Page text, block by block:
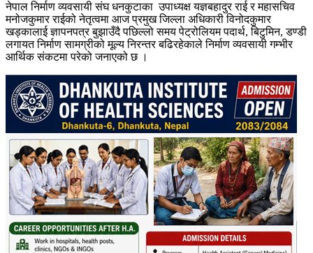
नेपाल निर्माण व्यवसायी संघ धनकुटाका उपाध्यक्ष यज्ञबहादुर राई र महासचिव
मनोजकुमार राईको नेतृत्वमा आज प्रमुख जिल्ला अधिकारी विनोदकुमार
खड्कालाई ज्ञापनपत्र बुझाउँदै पछिल्लो समय पेट्रोलियम पदार्थ, बिटुमिन, डण्डी
लगायत निर्माण सामग्रीको मूल्य निरन्तर बढिरहेकाले निर्माण व्यवसायी गम्भीर
आर्थिक संकटमा परेको जनाएको छ ।